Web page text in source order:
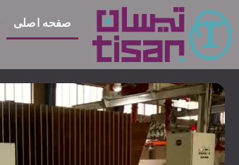
صفحه اصلی